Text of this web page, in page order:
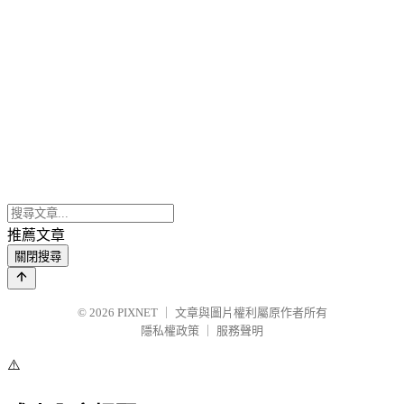
推薦文章
關閉搜尋
© 2026 PIXNET
文章與圖片權利屬原作者所有
隱私權政策
服務聲明
⚠️